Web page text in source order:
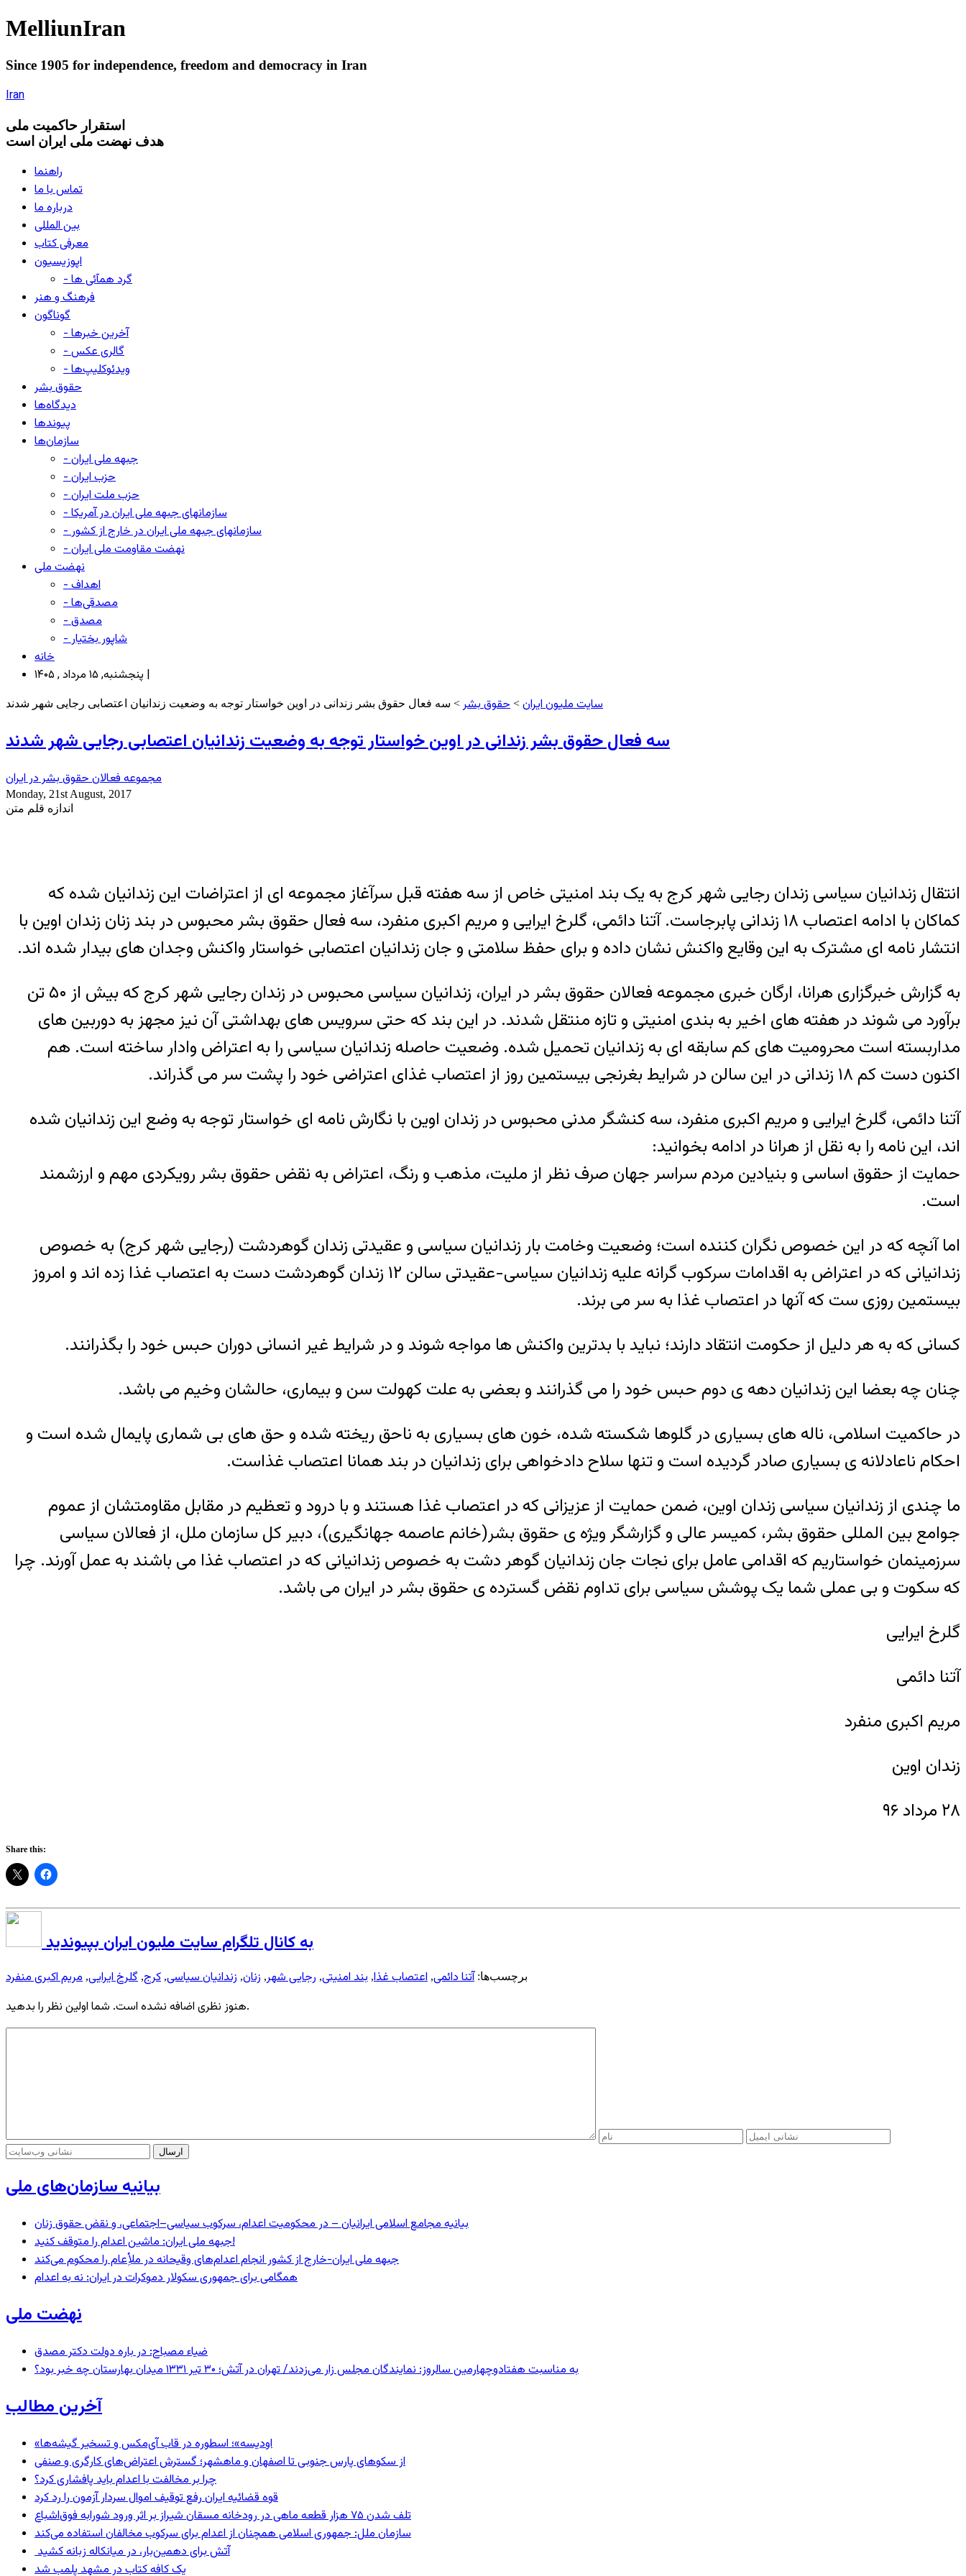
MelliunIran
Since 1905 for independence, freedom and democracy in Iran
Iran
استقرار حاکميت ملی
هدف نهضت ملی ایران است
راهنما
تماس با ما
درباره ما
بین المللی
معرفی کتاب
اپوزیسیون
- گرد همآئی ها
فرهنگ و هنر
گوناگون
- آخرین خبرها
- گالری عکس
- ویدئوکلیپ‌ها
حقوق بشر
دیدگاه‌ها
پیوندها
سازمان‌ها
- جبهه ملی ایران
- حزب ایران
- حزب ملت ایران
- سازمانهای جبهه ملی ایران در آمریکا
- سازمانهای جبهه ملی ایران در خارج از کشور
- نهضت مقاومت ملی ایران
نهضت ملی
- اهداف
- مصدقی‌ها
- مصدق
- شاپور بختیار
خانه
پنجشنبه, ۱۵ مرداد , ۱۴۰۵ |
سایت ملیون ایران > حقوق بشر > سه فعال حقوق بشر زندانی در اوین خواستار توجه به وضعیت زندانیان اعتصابی رجایی شهر شدند
سه فعال حقوق بشر زندانی در اوین خواستار توجه به وضعیت زندانیان اعتصابی رجایی شهر شدند
مجموعه فعالان حقوق بشر در ایران
Monday, 21st August, 2017
اندازه قلم متن
انتقال زندانیان سیاسی زندان رجایی شهر کرج به یک بند امنیتی خاص از سه هفته قبل سرآغاز مجموعه ای از اعتراضات این زندانیان شده که
کماکان با ادامه اعتصاب ۱۸ زندانی پابرجاست. آتنا دائمی، گلرخ ایرایی و مریم اکبری منفرد، سه فعال حقوق بشر محبوس در بند زنان زندان اوین با
انتشار نامه ای مشترک به این وقایع واکنش نشان داده و برای حفظ سلامتی و جان زندانیان اعتصابی خواستار واکنش وجدان های بیدار شده اند.
به گزارش خبرگزاری هرانا، ارگان خبری مجموعه فعالان حقوق بشر در ایران، زندانیان سیاسی محبوس در زندان رجایی شهر کرج که بیش از ۵۰ تن
برآورد می شوند در هفته های اخیر به بندی امنیتی و تازه منتقل شدند. در این بند که حتی سرویس های بهداشتی آن نیز مجهز به دوربین های
مداربسته است محرومیت های کم سابقه ای به زندانیان تحمیل شده. وضعیت حاصله زندانیان سیاسی را به اعتراض وادار ساخته است. هم
اکنون دست کم ۱۸ زندانی در این سالن در شرایط بغرنجی بیستمین روز از اعتصاب غذای اعتراضی خود را پشت سر می گذراند.
آتنا دائمی، گلرخ ایرایی و مریم اکبری منفرد، سه کنشگر مدنی محبوس در زندان اوین با نگارش نامه ای خواستار توجه به وضع این زندانیان شده
اند، این نامه را به نقل از هرانا در ادامه بخوانید:
حمایت از حقوق اساسی و بنیادین مردم سراسر جهان صرف نظر از ملیت، مذهب و رنگ، اعتراض به نقض حقوق بشر رویکردی مهم و ارزشمند
است.
اما آنچه که در این خصوص نگران کننده است؛ وضعیت وخامت بار زندانیان سیاسی و عقیدتی زندان گوهردشت (رجایی شهر کرج) به خصوص
زندانیانی که در اعتراض به اقدامات سرکوب گرانه علیه زندانیان سیاسی-عقیدتی سالن ۱۲ زندان گوهردشت دست به اعتصاب غذا زده اند و امروز
بیستمین روزی ست که آنها در اعتصاب غذا به سر می برند.
کسانی که به هر دلیل از حکومت انتقاد دارند؛ نباید با بدترین واکنش ها مواجه شوند و در شرایط غیر انسانی دوران حبس خود را بگذرانند.
چنان چه بعضا این زندانیان دهه ی دوم حبس خود را می گذرانند و بعضی به علت کهولت سن و بیماری، حالشان وخیم می باشد.
در حاکمیت اسلامی، ناله های بسیاری در گلوها شکسته شده، خون های بسیاری به ناحق ریخته شده و حق های بی شماری پایمال شده است و
احکام ناعادلانه ی بسیاری صادر گردیده است و تنها سلاح دادخواهی برای زندانیان در بند همانا اعتصاب غذاست.
ما چندی از زندانیان سیاسی زندان اوین، ضمن حمایت از عزیزانی که در اعتصاب غذا هستند و با درود و تعظیم در مقابل مقاومتشان از عموم
جوامع بین المللی حقوق بشر، کمیسر عالی و گزارشگر ویژه ی حقوق بشر(خانم عاصمه جهانگیری)، دبیر کل سازمان ملل، از فعالان سیاسی
سرزمینمان خواستاریم که اقدامی عامل برای نجات جان زندانیان گوهر دشت به خصوص زندانیانی که در اعتصاب غذا می باشند به عمل آورند. چرا
که سکوت و بی عملی شما یک پوشش سیاسی برای تداوم نقض گسترده ی حقوق بشر در ایران می باشد.
گلرخ ایرایی
آتنا دائمی
مریم اکبری منفرد
زندان اوین
۲۸ مرداد ۹۶
Share this:
به کانال تلگرام سایت ملیون ایران بپیوندید
برچسب‌ها:آتنا دائمی, اعتصاب غذا, بند امنیتی, رجایی شهر, زنان, زندانیان سیاسی, کرج, گلرخ ایرایی, مریم اکبری منفرد
هنوز نظری اضافه نشده است. شما اولین نظر را بدهید.
بیانیه سازمان‌های ملی
بیانیه مجامع اسلامی ایرانیان – در محکومیت اعدام، سرکوب سیاسی–اجتماعی، و نقض حقوق زنان
جبهه ملی ایران: ماشین اعدام را متوقف کنید!
جبهه ملی ایران-خارج از کشور انجام اعدام‌های وقیحانه در ملأِعام را محکوم می‌کند
همگامی برای جمهوری سکولار دموکرات در ایران: نه به اعدام
نهضت ملی
ضیاء مصباح: در باره دولت دکتر مصدق
به مناسبت هفتادوچهارمین سالروز: نمایندگان مجلس زار می‌زدند/ تهران در آتش؛ ۳۰ تیر ۱۳۳۱ میدان بهارستان چه خبر بود؟
آخرین مطالب
«اودیسه»؛ اسطوره در قاب آی‌مکس و تسخیر گیشه‌ها
از سکوهای پارس جنوبی تا اصفهان و ماهشهر؛ گسترش اعتراض‌های کارگری و صنفی
چرا بر مخالفت با اعدام باید پافشاری کرد؟
قوه قضائیه ایران رفع توقیف اموال سردار آزمون را رد کرد
تلف شدن ۷۵ هزار قطعه ماهی در رودخانه مسقان شیراز بر اثر ورود شورابه فوق‌اشباع
سازمان ملل: جمهوری اسلامی همچنان از اعدام برای سرکوب مخالفان استفاده می‌کند
آتش برای دهمین‌بار، در میانکاله زبانه کشید
یک کافه کتاب در مشهد پلمب شد